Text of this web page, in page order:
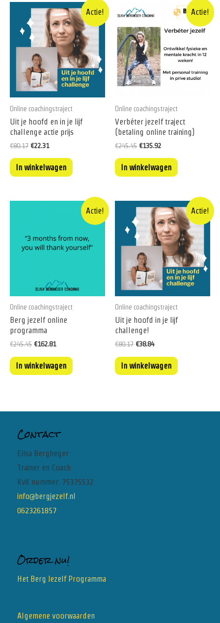
Actie!
Online coachingstraject
Uit je hoofd en in je lijf
challenge actie prijs
€80.17 €22.31
In winkelwagen
Actie!
Online coachingstraject
Verbéter jezelf traject
(betaling online training)
€245.45 €135.92
In winkelwagen
Actie!
Online coachingstraject
Berg jezelf online
programma
€245.45 €162.81
In winkelwagen
Actie!
Online coachingstraject
Uit je hoofd in je lijf
challenge!
€80.17 €38.84
In winkelwagen
Contact
Elisa Bergheger
Trainer en Coach
KvK nummer: 75375532
info@bergjezelf.nl
0623261857
Order nu!
Het Berg Jezelf Programma
Algemene voorwaarden